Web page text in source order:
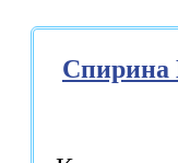
Спирина